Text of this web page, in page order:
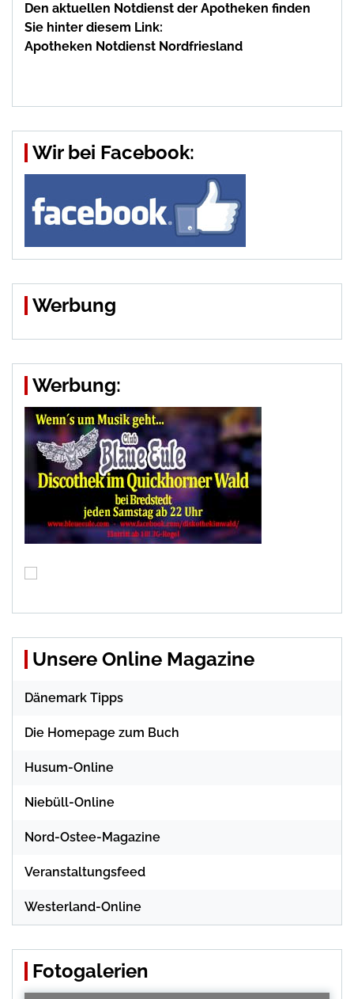
Den aktuellen Notdienst der Apotheken finden
Sie hinter diesem Link:
Apotheken Notdienst Nordfriesland
Wir bei Facebook:
Werbung
Werbung:
Unsere Online Magazine
Dänemark Tipps
Die Homepage zum Buch
Husum-Online
Niebüll-Online
Nord-Ostee-Magazine
Veranstaltungsfeed
Westerland-Online
Fotogalerien